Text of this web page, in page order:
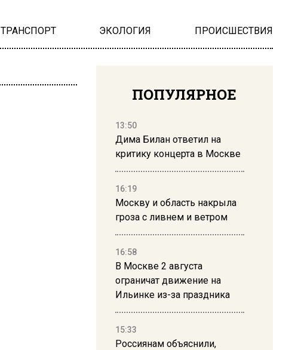
ТРАНСПОРТ ЭКОЛОГИЯ ПРОИСШЕСТВИЯ
ПОПУЛЯРНОЕ
13:50
Дима Билан ответил на
критику концерта в Москве
16:19
Москву и область накрыла
гроза с ливнем и ветром
16:58
В Москве 2 августа
ограничат движение на
Ильинке из-за праздника
15:33
Россиянам объяснили,